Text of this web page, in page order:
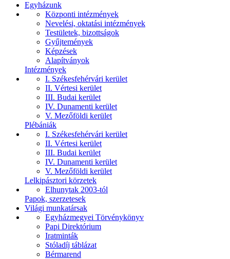
Egyházunk
Központi intézmények
Nevelési, oktatási intézmények
Testületek, bizottságok
Gyűjtemények
Képzések
Alapítványok
Intézmények
I. Székesfehérvári kerület
II. Vértesi kerület
III. Budai kerület
IV. Dunamenti kerület
V. Mezőföldi kerület
Plébániák
I. Székesfehérvári kerület
II. Vértesi kerület
III. Budai kerület
IV. Dunamenti kerület
V. Mezőföldi kerület
Lelkipásztori körzetek
Elhunytak 2003-tól
Papok, szerzetesek
Világi munkatársak
Egyházmegyei Törvénykönyv
Papi Direktórium
Iratminták
Stóladíj táblázat
Bérmarend